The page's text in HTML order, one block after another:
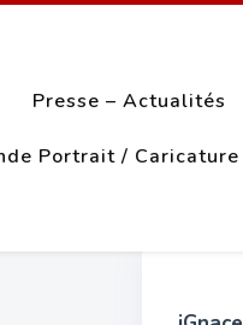
Presse – Actualités
Portrait / Caricature